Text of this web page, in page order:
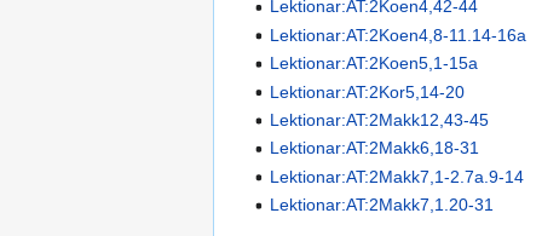
Lektionar:AT:2Koen4,42-44
Lektionar:AT:2Koen4,8-11.14-16a
Lektionar:AT:2Koen5,1-15a
Lektionar:AT:2Kor5,14-20
Lektionar:AT:2Makk12,43-45
Lektionar:AT:2Makk6,18-31
Lektionar:AT:2Makk7,1-2.7a.9-14
Lektionar:AT:2Makk7,1.20-31